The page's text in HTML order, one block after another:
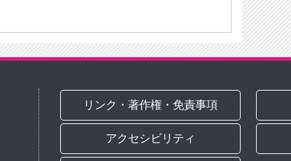
リンク・著作権・免責事項
アクセシビリティ